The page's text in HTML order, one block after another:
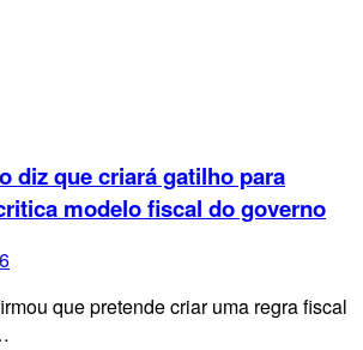
diz que criará gatilho para
modelo fiscal do governo
que pretende criar uma regra fiscal